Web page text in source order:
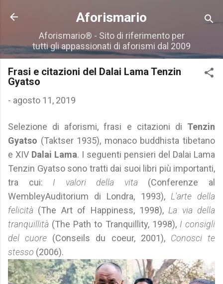
Passa ai contenuti principali
Aforismario
Aforismario® - Sito di riferimento per
tutti gli appassionati di aforismi dal 2009
Frasi e citazioni del Dalai Lama Tenzin
Gyatso
- agosto 11, 2019
Selezione di aforismi, frasi e citazioni di Tenzin
Gyatso (Taktser 1935), monaco buddhista tibetano
e XIV Dalai Lama. I seguenti pensieri del Dalai Lama
Tenzin Gyatso sono tratti dai suoi libri più importanti,
tra cui: I valori della vita(Conferenze al
WembleyAuditorium di Londra, 1993), L'arte della
felicità (The Art of Happiness, 1998), La via della
tranquillità (The Path to Tranquillity, 1998), I consigli
del cuore (Conseils du coeur, 2001), Conosci te
stesso (2006).